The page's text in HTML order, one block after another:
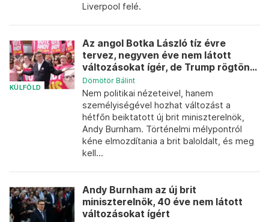
Liverpool felé.
KÜLFÖLD
Az angol Botka László tíz évre
tervez, negyven éve nem látott
változásokat ígér, de Trump rögtön...
Dömötör Bálint
Nem politikai nézeteivel, hanem
személyiségével hozhat változást a
hétfőn beiktatott új brit miniszterelnök,
Andy Burnham. Történelmi mélypontról
kéne elmozdítania a brit baloldalt, és meg
kell...
Andy Burnham az új brit
miniszterelnök, 40 éve nem látott
változásokat ígért